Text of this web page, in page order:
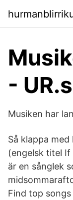
-
Musiken har
Så klappa
(engelsk titel If
är en sånglek
Find top